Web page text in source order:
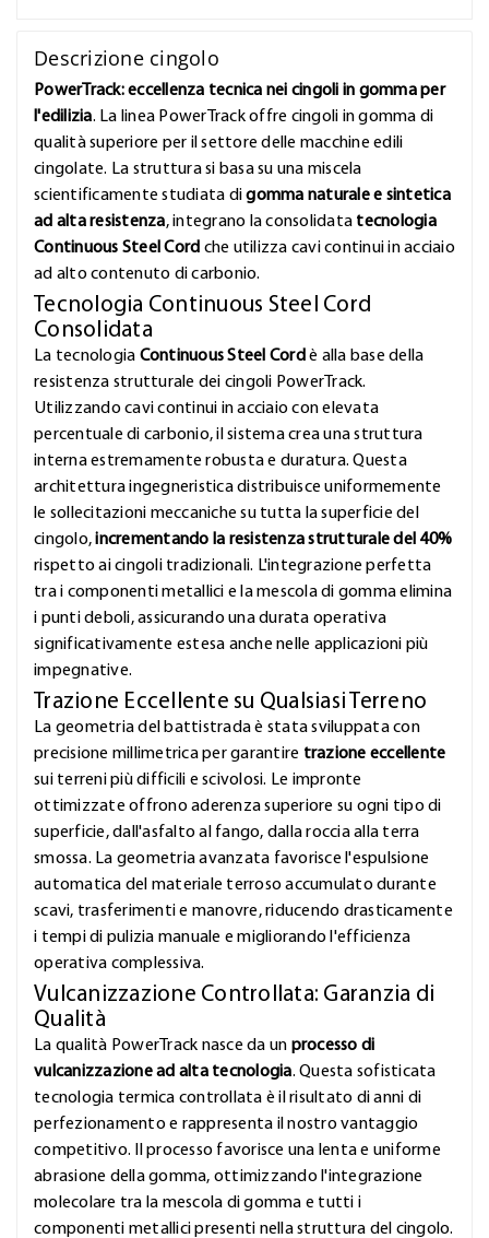
Descrizione cingolo
PowerTrack: eccellenza tecnica nei cingoli in gomma per
l'edilizia. La linea PowerTrack offre cingoli in gomma di
qualità superiore per il settore delle macchine edili
cingolate. La struttura si basa su una miscela
scientificamente studiata digomma naturale e sintetica
ad alta resistenza, integrano la consolidata tecnologia
Continuous Steel Cord che utilizza cavi continui in acciaio
ad alto contenuto di carbonio.
Tecnologia Continuous Steel Cord
Consolidata
La tecnologia Continuous Steel Cord è alla base della
resistenza strutturale dei cingoli PowerTrack.
Utilizzando cavi continui in acciaio con elevata
percentuale di carbonio, il sistema crea una struttura
interna estremamente robusta e duratura. Questa
architettura ingegneristica distribuisce uniformemente
le sollecitazioni meccaniche su tutta la superficie del
cingolo,incrementando la resistenza strutturale del 40%
rispetto ai cingoli tradizionali. L'integrazione perfetta
tra i componenti metallici e la mescola di gomma elimina
i punti deboli, assicurando una durata operativa
significativamente estesa anche nelle applicazioni più
impegnative.
Trazione Eccellente su Qualsiasi Terreno
La geometria del battistrada è stata sviluppata con
precisione millimetrica per garantire trazione eccellente
sui terreni più difficili e scivolosi. Le impronte
ottimizzate offrono aderenza superiore su ogni tipo di
superficie, dall'asfalto al fango, dalla roccia alla terra
smossa. La geometria avanzata favorisce l'espulsione
automatica del materiale terroso accumulato durante
scavi, trasferimenti e manovre, riducendo drasticamente
i tempi di pulizia manuale e migliorando l'efficienza
operativa complessiva.
Vulcanizzazione Controllata: Garanzia di
Qualità
La qualità PowerTrack nasce da un processo di
vulcanizzazione ad alta tecnologia. Questa sofisticata
tecnologia termica controllata è il risultato di anni di
perfezionamento e rappresenta il nostro vantaggio
competitivo. Il processo favorisce una lenta e uniforme
abrasione della gomma, ottimizzando l'integrazione
molecolare tra la mescola di gomma e tutti i
componenti metallici presenti nella struttura del cingolo.